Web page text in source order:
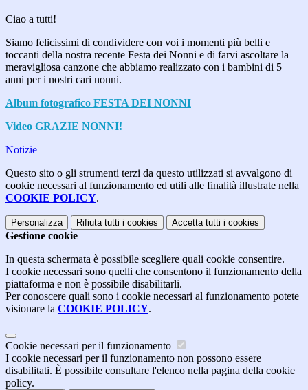
Ciao a tutti!
Siamo felicissimi di condividere con voi i momenti più belli e
toccanti della nostra recente Festa dei Nonni e di farvi ascoltare la
meravigliosa canzone che abbiamo realizzato con i bambini di 5
anni per i nostri cari nonni.
Album fotografico FESTA DEI NONNI
Video GRAZIE NONNI!
Notizie
Questo sito o gli strumenti terzi da questo utilizzati si avvalgono di
cookie necessari al funzionamento ed utili alle finalità illustrate nella
COOKIE POLICY.
Personalizza Rifiuta tutti i cookies Accetta tutti i cookies
Gestione cookie
In questa schermata è possibile scegliere quali cookie consentire.
I cookie necessari sono quelli che consentono il funzionamento della
piattaforma e non è possibile disabilitarli.
Per conoscere quali sono i cookie necessari al funzionamento potete
visionare la COOKIE POLICY.
Cookie necessari per il funzionamento
I cookie necessari per il funzionamento non possono essere
disabilitati. È possibile consultare l'elenco nella pagina della cookie
policy.